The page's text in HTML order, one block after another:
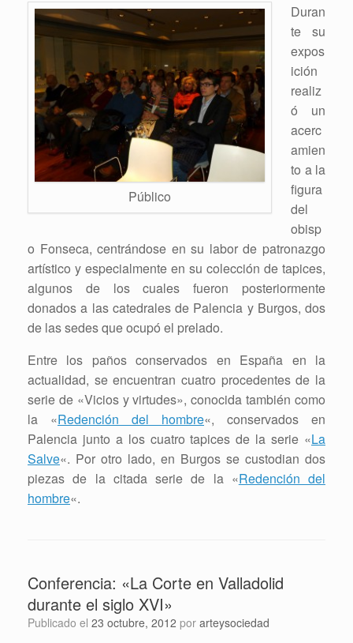
Público
Duran
te su
expos
ición
realiz
ó un
acerc
amien
to a la
figura
del
obisp
o Fonseca, centrándose en su labor de patronazgo
artístico y especialmente en su colección de tapices,
algunos de los cuales fueron posteriormente
donados a las catedrales de Palencia y Burgos, dos
de las sedes que ocupó el prelado.
Entre los paños conservados en España en la
actualidad, se encuentran cuatro procedentes de la
serie de «Vicios y virtudes», conocida también como
la «Redención del hombre«, conservados en
Palencia junto a los cuatro tapices de la serie «La
Salve«. Por otro lado, en Burgos se custodian dos
piezas de la citada serie de la «Redención del
hombre«.
Conferencia: «La Corte en Valladolid
durante el siglo XVI»
Publicado el 23 octubre, 2012 por arteysociedad